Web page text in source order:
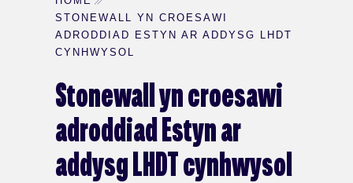
STONEWALL YN CROESAWI
ADRODDIAD ESTYN AR ADDYSG LHDT
CYNHWYSOL
Stonewall yn croesawi
adroddiad Estyn ar
addysg LHDT cynhwysol